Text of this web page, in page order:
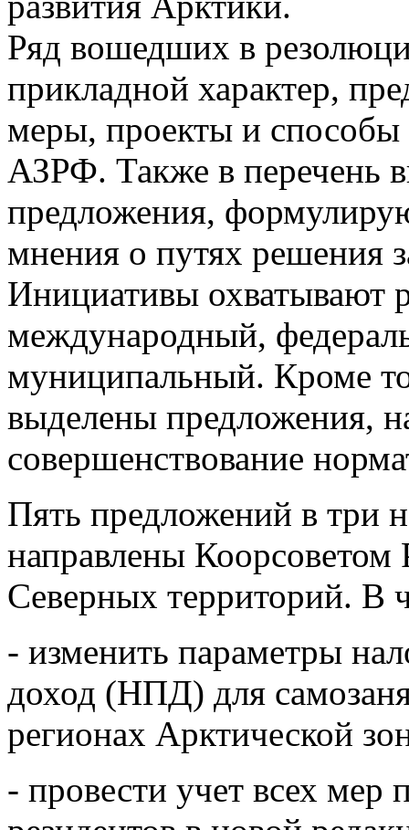
Ряд вошедших в
прикладной характер,
меры, проекты и
АЗРФ. Также в перечень
предложения,
мнения о путях решения
Инициативы охватывают
международный,
муниципальный. Кроме
выделены предложения,
совершенствование
Пять предложений в три
направлены
Северных территорий. В
- изменить параметры
доход (НПД) для
регионах Арктической
- провести учет всех мер